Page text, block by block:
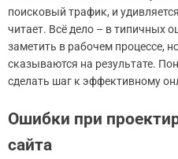
поисковый трафик, и
читает. Всё дело – в типичных
заметить в рабочем процессе,
сказываются на результате.
сделать шаг к эффективному
Ошибки при
сайта